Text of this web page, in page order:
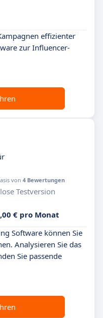
effizienter
zur Influencer-
von 4 Bewertungen
Testversion
€ pro Monat
Software können Sie
Analysieren Sie das
Sie passende